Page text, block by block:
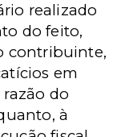
realizado
do feito,
contribuinte,
em
do
à